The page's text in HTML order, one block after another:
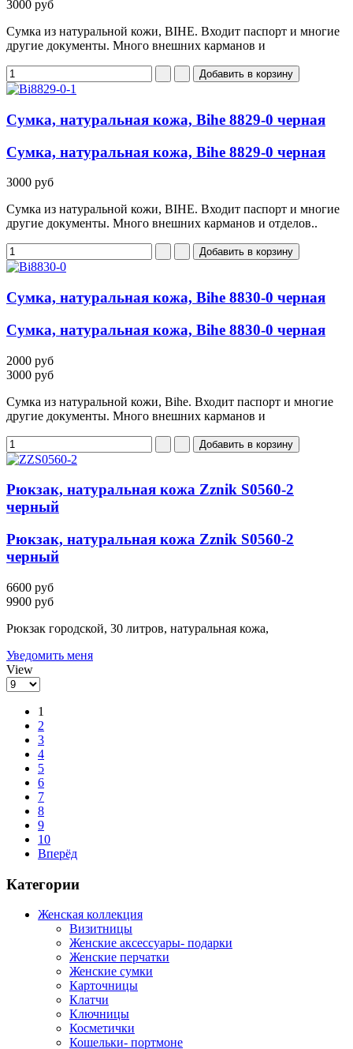
3000 руб
Сумка из натуральной кожи, BIHE. Входит паспорт и многие
другие документы. Много внешних карманов и
Сумка, натуральная кожа, Bihe 8829-0 черная
Сумка, натуральная кожа, Bihe 8829-0 черная
3000 руб
Сумка из натуральной кожи, BIHE. Входит паспорт и многие
другие документы. Много внешних карманов и отделов..
Сумка, натуральная кожа, Bihe 8830-0 черная
Сумка, натуральная кожа, Bihe 8830-0 черная
2000 руб
3000 руб
Сумка из натуральной кожи, Bihe. Входит паспорт и многие
другие документы. Много внешних карманов и
Рюкзак, натуральная кожа Zznik S0560-2
черный
Рюкзак, натуральная кожа Zznik S0560-2
черный
6600 руб
9900 руб
Рюкзак городской, 30 литров, натуральная кожа,
Уведомить меня
View
1
2
3
4
5
6
7
8
9
10
Вперёд
Категории
Женская коллекция
Визитницы
Женские аксессуары- подарки
Женские перчатки
Женские сумки
Карточницы
Клатчи
Ключницы
Косметички
Кошельки- портмоне